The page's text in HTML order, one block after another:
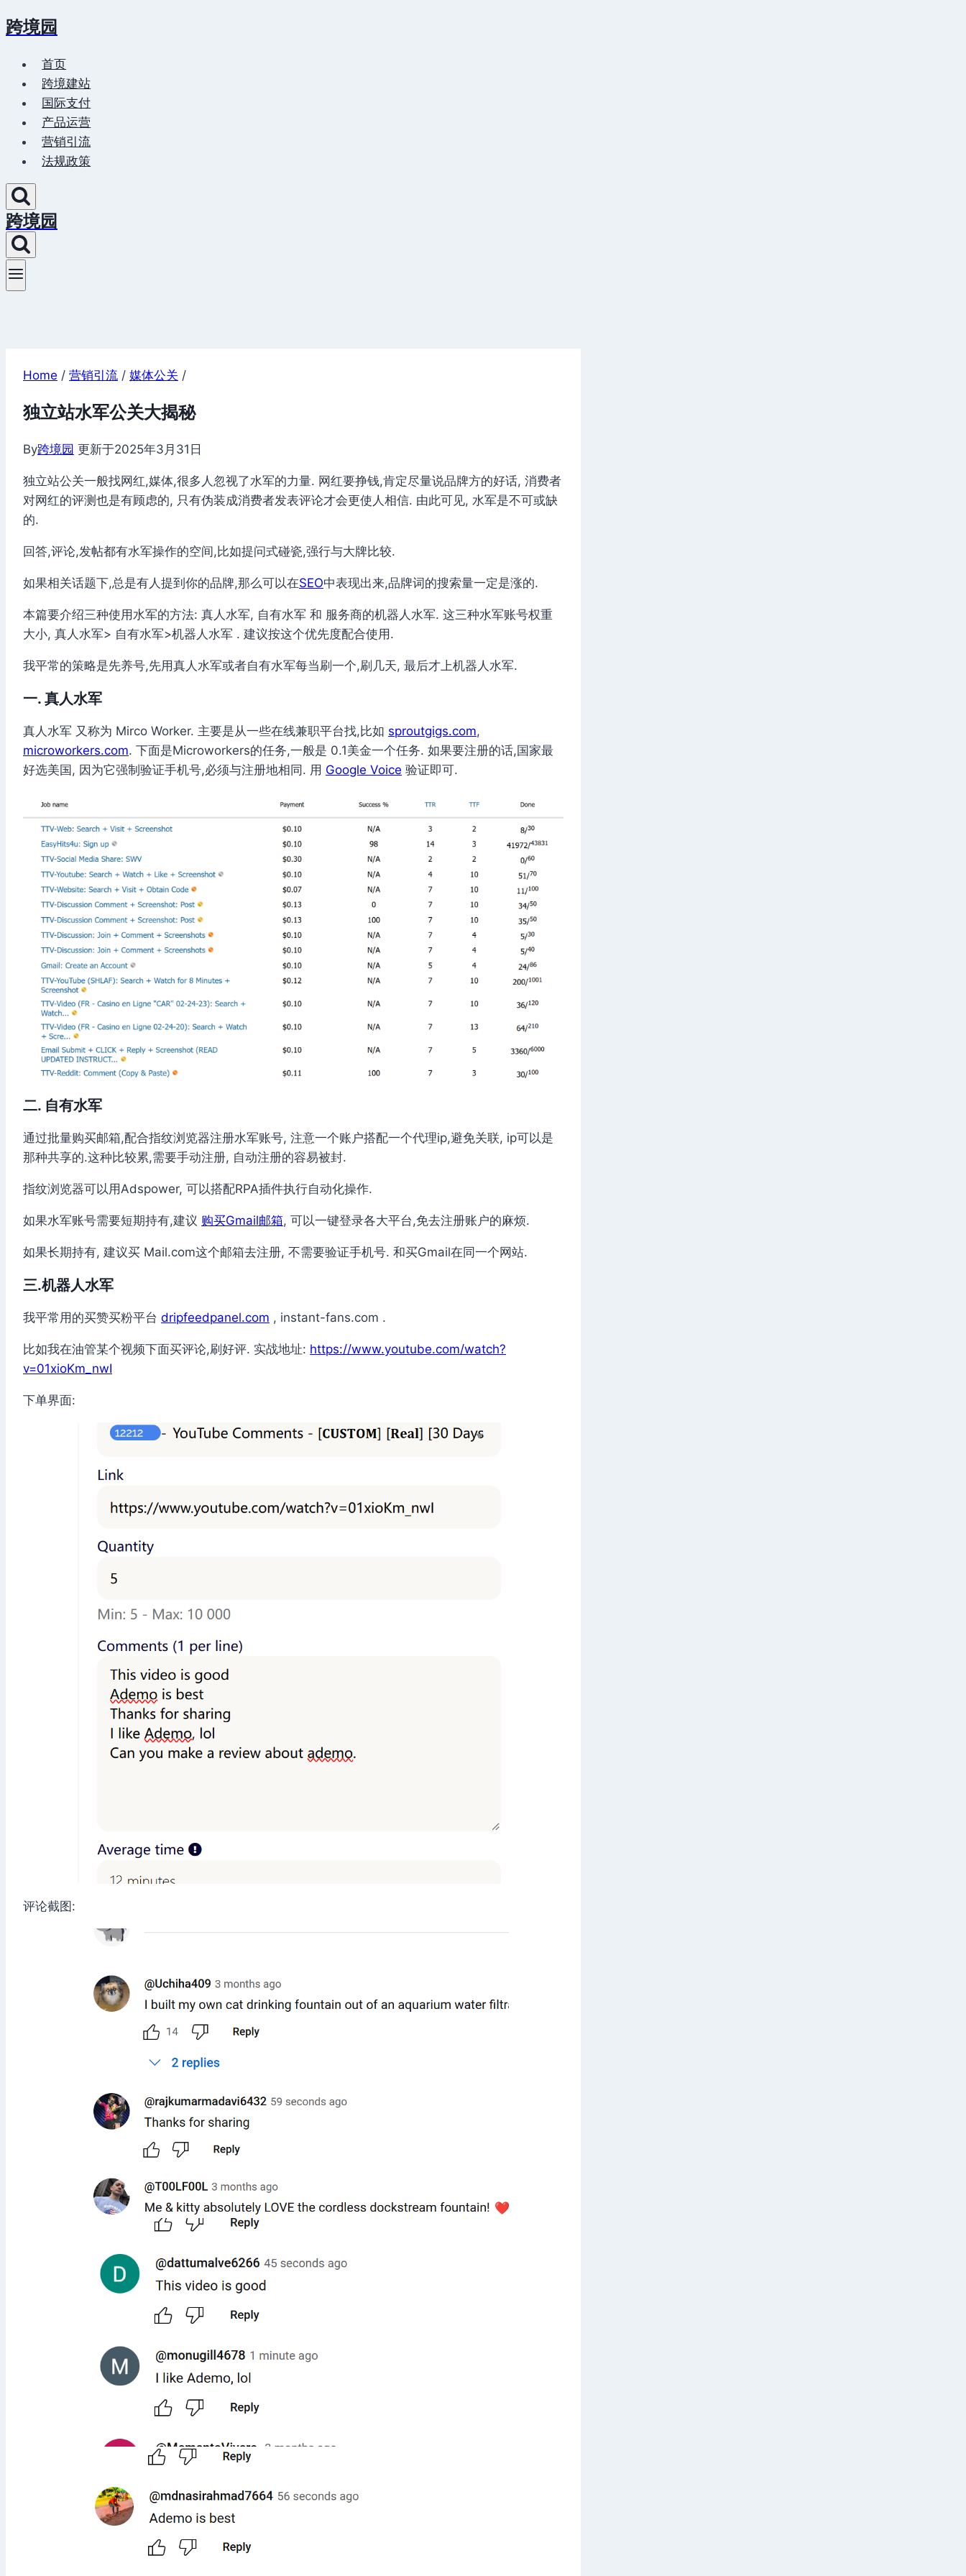
Skip
content
跨境园
首页
跨境建站
国际支付
产品运营
营销引流
法规政策
跨境园
Home / 营销引流 / 媒体公关 /
独立站水军公关大揭秘
By跨境园 更新于2025年3月31日
独立站公关一般找网红,媒体,很多人忽视了水军的力量. 网红要挣钱,肯定尽量说品牌方的好话, 消费者
对网红的评测也是有顾虑的, 只有伪装成消费者发表评论才会更使人相信. 由此可见, 水军是不可或缺
的.
回答,评论,发帖都有水军操作的空间,比如提问式碰瓷,强行与大牌比较.
如果相关话题下,总是有人提到你的品牌,那么可以在SEO中表现出来,品牌词的搜索量一定是涨的.
本篇要介绍三种使用水军的方法: 真人水军, 自有水军 和 服务商的机器人水军. 这三种水军账号权重
大小, 真人水军> 自有水军>机器人水军 . 建议按这个优先度配合使用.
我平常的策略是先养号,先用真人水军或者自有水军每当刷一个,刷几天, 最后才上机器人水军.
一. 真人水军
真人水军 又称为 Mirco Worker. 主要是从一些在线兼职平台找,比如 sproutgigs.com,
microworkers.com. 下面是Microworkers的任务,一般是 0.1美金一个任务. 如果要注册的话,国家最
好选美国, 因为它强制验证手机号,必须与注册地相同. 用 Google Voice 验证即可.
二. 自有水军
通过批量购买邮箱,配合指纹浏览器注册水军账号, 注意一个账户搭配一个代理ip,避免关联, ip可以是
那种共享的.这种比较累,需要手动注册, 自动注册的容易被封.
指纹浏览器可以用Adspower, 可以搭配RPA插件执行自动化操作.
如果水军账号需要短期持有,建议 购买Gmail邮箱, 可以一键登录各大平台,免去注册账户的麻烦.
如果长期持有, 建议买 Mail.com这个邮箱去注册, 不需要验证手机号. 和买Gmail在同一个网站.
三.机器人水军
我平常用的买赞买粉平台 dripfeedpanel.com , instant-fans.com .
比如我在油管某个视频下面买评论,刷好评. 实战地址: https://www.youtube.com/watch?
v=01xioKm_nwI
下单界面:
评论截图: